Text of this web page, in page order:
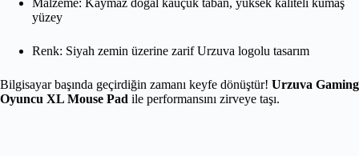
Malzeme: Kaymaz doğal kauçuk taban, yüksek kaliteli kumaş
yüzey
Renk: Siyah zemin üzerine zarif Urzuva logolu tasarım
Bilgisayar başında geçirdiğin zamanı keyfe dönüştür! Urzuva Gaming
Oyuncu XL Mouse Pad ile performansını zirveye taşı.